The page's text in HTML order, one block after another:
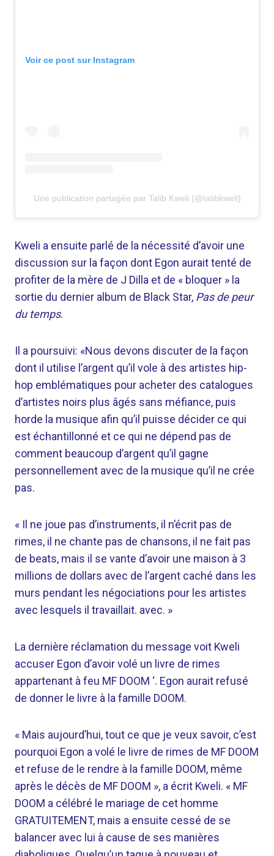
Voir ce post sur Instagram
Une publication partagée par Talib Kweli (@talibkweli)
Kweli a ensuite parlé de la nécessité d’avoir une
discussion sur la façon dont Egon aurait tenté de
profiter de la mère de J Dilla et de « bloquer » la
sortie du dernier album de Black Star, Pas de peur
du temps.
Il a poursuivi: «Nous devons discuter de la façon
dont il utilise l’argent qu’il vole à des artistes hip-
hop emblématiques pour acheter des catalogues
d’artistes noirs plus âgés sans méfiance, puis
horde la musique afin qu’il puisse décider ce qui
est échantillonné et ce qui ne dépend pas de
comment beaucoup d’argent qu’il gagne
personnellement avec de la musique qu’il ne crée
pas.
« Il ne joue pas d’instruments, il n’écrit pas de
rimes, il ne chante pas de chansons, il ne fait pas
de beats, mais il se vante d’avoir une maison à 3
millions de dollars avec de l’argent caché dans les
murs pendant les négociations pour les artistes
avec lesquels il travaillait. avec. »
La dernière réclamation du message voit Kweli
accuser Egon d’avoir volé un livre de rimes
appartenant à feu MF DOOM ‘. Egon aurait refusé
de donner le livre à la famille DOOM.
« Mais aujourd’hui, tout ce que je veux savoir, c’est
pourquoi Egon a volé le livre de rimes de MF DOOM
et refuse de le rendre à la famille DOOM, même
après le décès de MF DOOM », a écrit Kweli. « MF
DOOM a célébré le mariage de cet homme
GRATUITEMENT, mais a ensuite cessé de se
balancer avec lui à cause de ses manières